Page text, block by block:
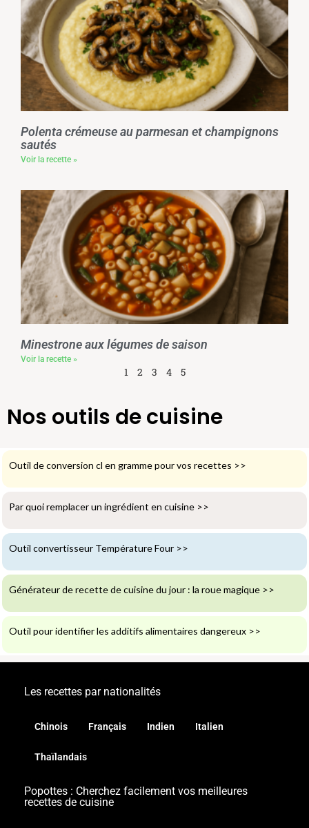
Polenta crémeuse au parmesan et champignons
sautés
Voir la recette »
Minestrone aux légumes de saison
Voir la recette »
1 2 3 4 5
Nos outils de cuisine
Outil de conversion cl en gramme pour vos recettes >>
Par quoi remplacer un ingrédient en cuisine >>
Outil convertisseur Température Four >>
Générateur de recette de cuisine du jour : la roue magique >>
Outil pour identifier les additifs alimentaires dangereux >>
Les recettes par nationalités
Chinois Français Indien Italien
Thaïlandais
Popottes : Cherchez facilement vos meilleures
recettes de cuisine